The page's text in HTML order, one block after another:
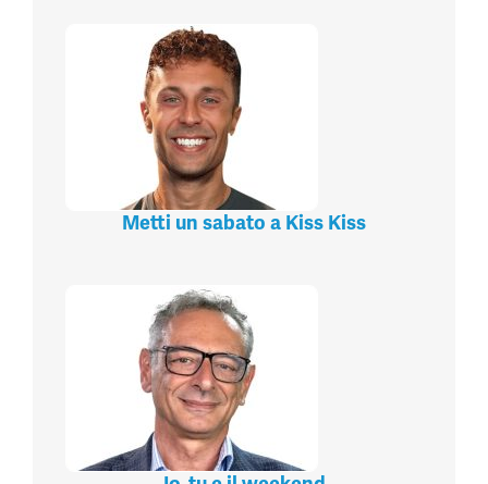
Metti un sabato a Kiss Kiss